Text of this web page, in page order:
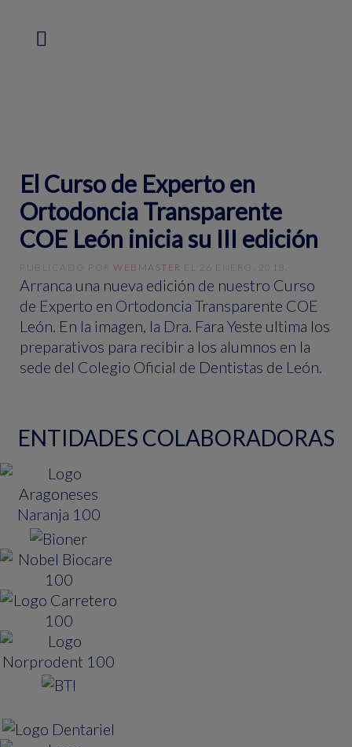
El Curso de Experto en
Ortodoncia Transparente
COE León inicia su III edición
PUBLICADO POR WEBMASTER EL 26 ENERO, 2018
Arranca una nueva edición de nuestro Curso
de Experto en Ortodoncia Transparente COE
León. En la imagen, la Dra. Fara Yeste ultima los
preparativos para recibir a los alumnos en la
sede del Colegio Oficial de Dentistas de León.
ENTIDADES COLABORADORAS